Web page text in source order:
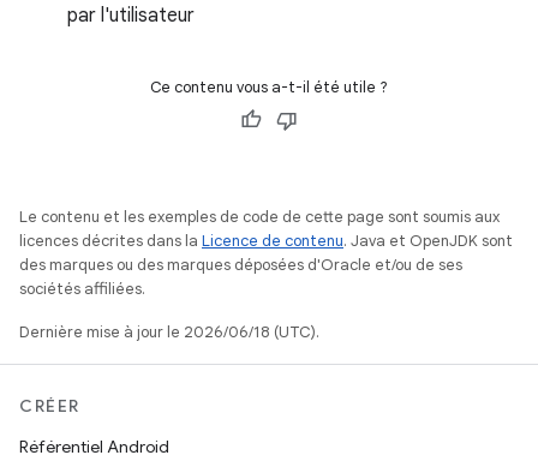
par l'utilisateur
Ce contenu vous a-t-il été utile ?
Le contenu et les exemples de code de cette page sont soumis aux
licences décrites dans la Licence de contenu. Java et OpenJDK sont
des marques ou des marques déposées d'Oracle et/ou de ses
sociétés affiliées.
Dernière mise à jour le 2026/06/18 (UTC).
CRÉER
Référentiel Android